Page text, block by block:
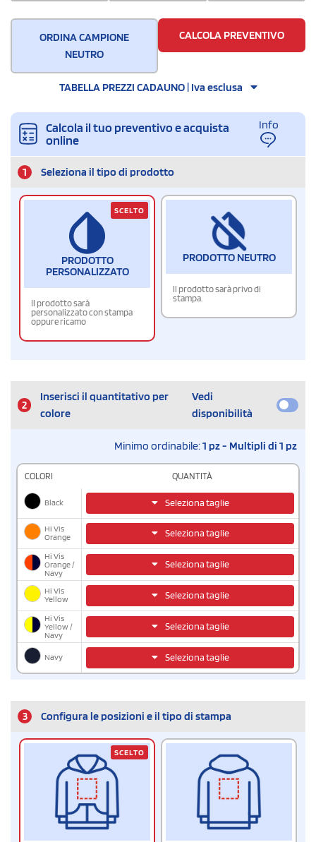
ORDINA CAMPIONE
NEUTRO
CALCOLA PREVENTIVO
TABELLA PREZZI CADAUNO | Iva esclusa
Calcola il tuo preventivo e acquista
online
Info
1 Seleziona il tipo di prodotto
PRODOTTO
PERSONALIZZATO
Il prodotto sarà
personalizzato con stampa
oppure ricamo
SCELTO
PRODOTTO NEUTRO
Il prodotto sarà privo di
stampa.
2
Inserisci il quantitativo per
colore
Vedi
disponibilità
Minimo ordinabile:1 pz - Multipli di 1 pz
COLORI QUANTITÀ
Black Seleziona taglie
Hi Vis
Orange
Seleziona taglie
Hi Vis
Orange /
Navy
Seleziona taglie
Hi Vis
Yellow
Seleziona taglie
Hi Vis
Yellow /
Navy
Seleziona taglie
Navy Seleziona taglie
3 Configura le posizioni e il tipo di stampa
SCELTO